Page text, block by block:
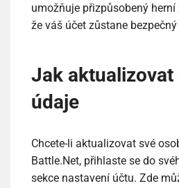
umožňuje přizpůsobený
že váš účet zůstane
Jak aktualizovat
údaje
Chcete-li aktualizovat své
Battle.Net, přihlaste se do
sekce nastavení účtu. Zde